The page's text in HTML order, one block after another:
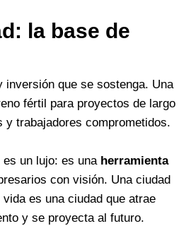
la base de
inversión que se sostenga. Una
fértil para proyectos de largo
y trabajadores comprometidos.
es un lujo: es una herramienta
con visión. Una ciudad
es una ciudad que atrae
y se proyecta al futuro.